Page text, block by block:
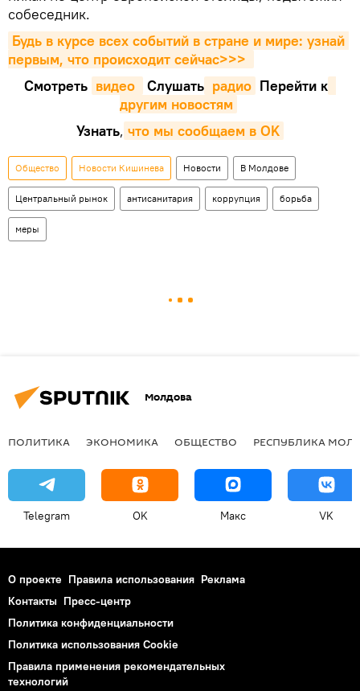
собеседник.
Будь в курсе всех событий в стране и мире: узнай
первым, что происходит сейчаc>>>
Смотреть видео Cлушать радио Перейти к
другим новостям
Узнать, что мы сообщаем в OK
Общество Новости Кишинева Новости В Молдове
Центральный рынок антисанитария коррупция борьба
меры
Молдова
ПОЛИТИКА ЭКОНОМИКА ОБЩЕСТВО РЕСПУБЛИКА
Telegram OK Макс VK
О проекте Правила использования Реклама
Контакты Пресс-центр
Политика конфиденциальности
Политика использования Cookie
Правила применения рекомендательных
технологий